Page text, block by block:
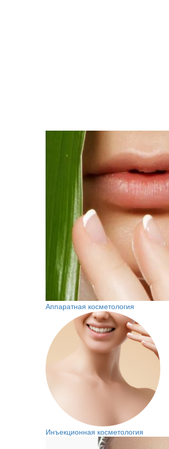
Аппаратная косметология
Инъекционная косметология